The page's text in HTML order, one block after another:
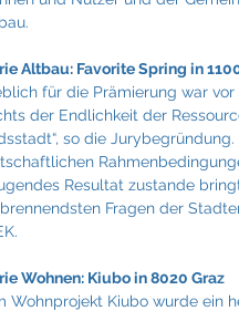
Altbau: Favorite Spring in
für die Prämierung war
der Endlichkeit der
so die
Resultat zustande
Fragen der
Wohnen: Kiubo in 8020 Graz
Wohnprojekt Kiubo wurde ein